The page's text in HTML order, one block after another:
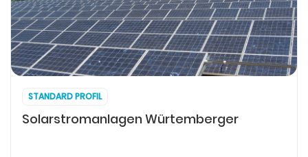
STANDARD PROFIL
Solarstromanlagen Würtemberger